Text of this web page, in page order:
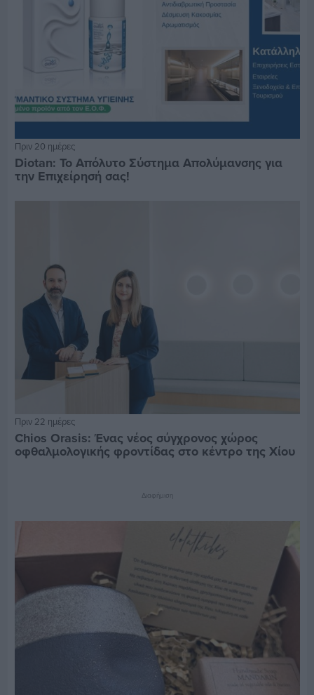
Πριν 20 ημέρες
Diotan: Το Απόλυτο Σύστημα Απολύμανσης για
την Επιχείρησή σας!
Πριν 22 ημέρες
Chios Orasis: Ένας νέος σύγχρονος χώρος
οφθαλμολογικής φροντίδας στο κέντρο της Χίου
Διαφήμιση